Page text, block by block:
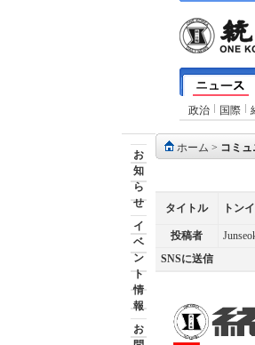
政治 国際
お
知
ら
せ
イ
ベ
ン
ト
情
報
お
ホーム > コミュ
タイトル トン
投稿者
SNSに送信